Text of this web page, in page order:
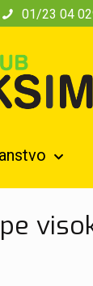
01/23 04